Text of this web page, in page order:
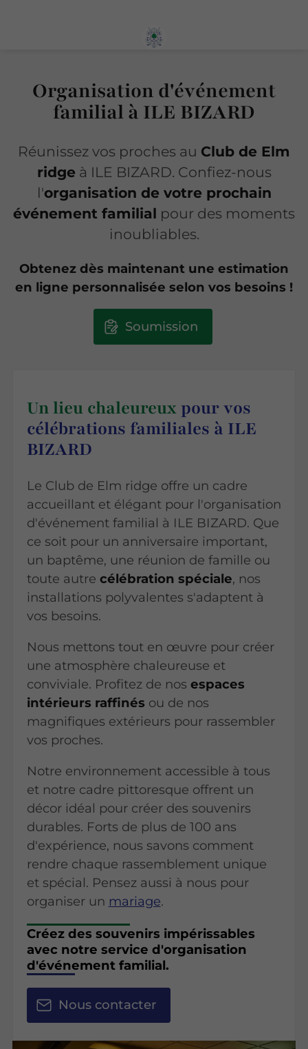
Organisation d'événement
familial à ILE BIZARD
Réunissez vos proches au Club de Elm
ridge à ILE BIZARD. Confiez-nous
l'organisation de votre prochain
événement familial pour des moments
inoubliables.
Obtenez dès maintenant une estimation
en ligne personnalisée selon vos besoins !
Soumission
Un lieu chaleureuxpour vos
célébrations familiales à ILE
BIZARD
Le Club de Elm ridge offre un cadre
accueillant et élégant pour l'organisation
d'événement familial à ILE BIZARD. Que
ce soit pour un anniversaire important,
un baptême, une réunion de famille ou
toute autre célébration spéciale, nos
installations polyvalentes s'adaptent à
vos besoins.
Nous mettons tout en œuvre pour créer
une atmosphère chaleureuse et
conviviale. Profitez de nos espaces
intérieurs raffinés ou de nos
magnifiques extérieurs pour rassembler
vos proches.
Notre environnement accessible à tous
et notre cadre pittoresque offrent un
décor idéal pour créer des souvenirs
durables. Forts de plus de 100 ans
d'expérience, nous savons comment
rendre chaque rassemblement unique
et spécial. Pensez aussi à nous pour
organiser un mariage.
Créez des souvenirs impérissables
avec notre service d'organisation
d'événement familial.
Nous contacter